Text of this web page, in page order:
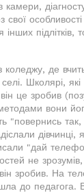
камери,
особливості
підлітків,
де
Школярі, які
це зробив
вони
"повернись
"дай
не
зробив. На
до педагога.